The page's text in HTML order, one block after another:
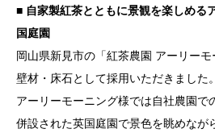
■ 自家製紅茶とともに景観を楽しめる
国庭園
岡山県新見市の「紅茶農園 アーリー
壁材・床石として採用いただきました。
アーリーモーニング様では自社農園で
併設された英国庭園で景色を眺めなが